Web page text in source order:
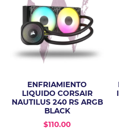
ENFRIAMIENTO
LIQUIDO CORSAIR
NAUTILUS 240 RS ARGB
BLACK
$110.00